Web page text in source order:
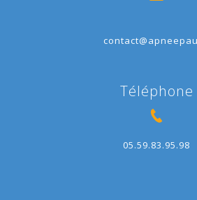
Téléphone
05.59.83.95.98